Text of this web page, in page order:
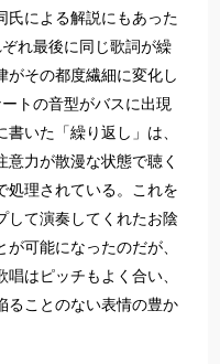
氏による解説にもあった
れ最後に同じ歌詞が繰
がその都度繊細に変化し
トの音型がバスに出現
いた「繰り返し」は、
力が散漫な状態で聴く
処理されている。これを
して演奏してくれたお陰
可能になったのだが、
はピッチもよく合い、
ることのない表情の豊か